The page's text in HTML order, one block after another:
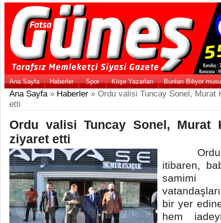
Ana Sayfa Haberler Spor Köşe Yazarları Bunları Biliyor
Ana Sayfa» Haberler » Ordu valisi Tuncay Sonel, Murat
etti
Ordu valisi Tuncay Sonel, Murat
ziyaret etti
Ordu’ya
itibaren,
samimi
bir yer
hem